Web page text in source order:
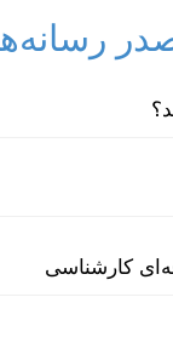
کارشناسی